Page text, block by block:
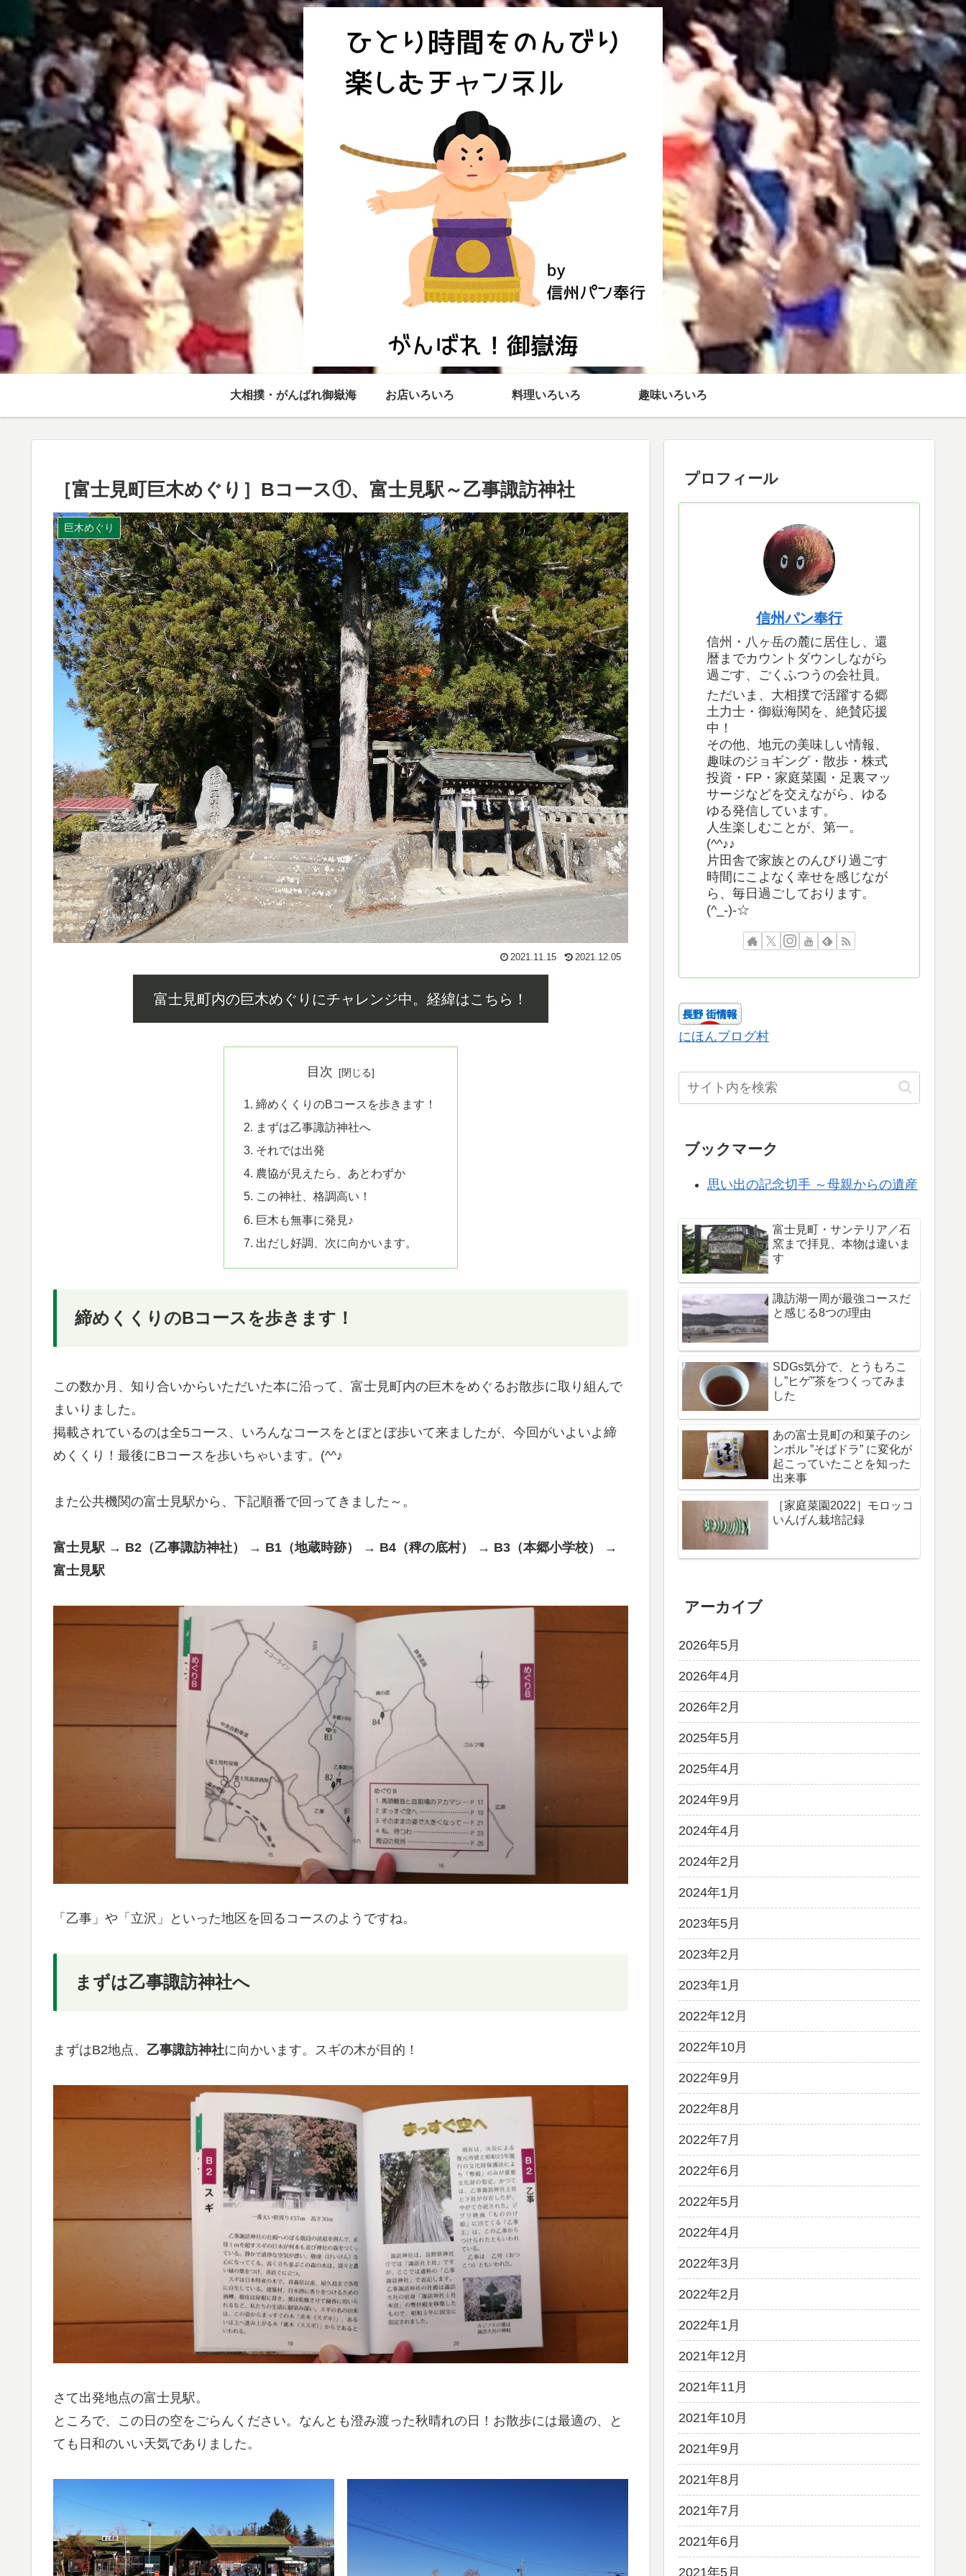
大相撲・がんばれ御嶽海 お店いろいろ 料理いろいろ 趣味いろいろ
［富士見町巨木めぐり］Bコース①、富士見駅～乙事諏訪神社
巨木めぐり
2021.11.15 2021.12.05
富士見町内の巨木めぐりにチャレンジ中。経緯はこちら！
目次
締めくくりのBコースを歩きます！
まずは乙事諏訪神社へ
それでは出発
農協が見えたら、あとわずか
この神社、格調高い！
巨木も無事に発見♪
出だし好調、次に向かいます。
締めくくりのBコースを歩きます！
この数か月、知り合いからいただいた本に沿って、富士見町内の巨木をめぐるお散歩に取り組んで
まいりました。
掲載されているのは全5コース、いろんなコースをとぼとぼ歩いて来ましたが、今回がいよいよ締
めくくり！最後にBコースを歩いちゃいます。(^^♪
また公共機関の富士見駅から、下記順番で回ってきました～。
富士見駅 → B2（乙事諏訪神社） → B1（地蔵時跡） → B4（稗の底村） → B3（本郷小学校） →
富士見駅
「乙事」や「立沢」といった地区を回るコースのようですね。
まずは乙事諏訪神社へ
まずはB2地点、 乙事諏訪神社に向かいます。スギの木が目的！
さて出発地点の富士見駅。
ところで、この日の空をごらんください。なんとも澄み渡った秋晴れの日！お散歩には最適の、と
ても日和のいい天気でありました。
プロフィール
信州パン奉行
信州・八ヶ岳の麓に居住し、還
暦までカウントダウンしながら
過ごす、ごくふつうの会社員。
ただいま、大相撲で活躍する郷
土力士・御嶽海関を、絶賛応援
中！
その他、地元の美味しい情報、
趣味のジョギング・散歩・株式
投資・FP・家庭菜園・足裏マッ
サージなどを交えながら、ゆる
ゆる発信しています。
人生楽しむことが、第一。
(^^♪♪
片田舎で家族とのんびり過ごす
時間にこよなく幸せを感じなが
ら、毎日過ごしております。
(^_-)-☆
にほんブログ村
ブックマーク
思い出の記念切手 ～母親からの遺産
富士見町・サンテリア／石
窯まで拝見、本物は違いま
す
諏訪湖一周が最強コースだ
と感じる8つの理由
SDGs気分で、とうもろこ
し”ヒゲ”茶をつくってみま
した
あの富士見町の和菓子のシ
ンボル ”そばドラ” に変化が
起こっていたことを知った
出来事
［家庭菜園2022］モロッコ
いんげん栽培記録
アーカイブ
2026年5月
2026年4月
2026年2月
2025年5月
2025年4月
2024年9月
2024年4月
2024年2月
2024年1月
2023年5月
2023年2月
2023年1月
2022年12月
2022年10月
2022年9月
2022年8月
2022年7月
2022年6月
2022年5月
2022年4月
2022年3月
2022年2月
2022年1月
2021年12月
2021年11月
2021年10月
2021年9月
2021年8月
2021年7月
2021年6月
2021年5月